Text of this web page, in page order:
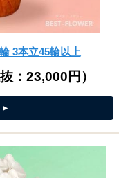
3本立45輪以上
： 23,000円 ）